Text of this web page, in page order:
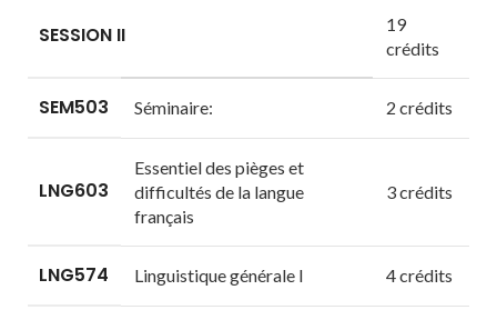
SESSION II
19
crédits
SEM503 Séminaire: 2 crédits
LNG603
Essentiel des pièges et
difficultés de la langue
français
3 crédits
LNG574 Linguistique générale I 4 crédits